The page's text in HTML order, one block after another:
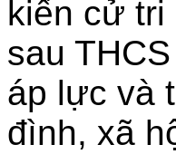
kiến cử tri
sau
áp lực và
đình, xã